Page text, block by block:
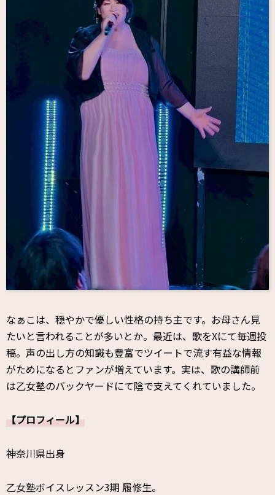
なぁこは、穏やかで優しい性格の持ち主です。お母さん見
たいと言われることが多いとか。最近は、歌をXにて毎週投
稿。声の出し方の知識も豊富でツイートで流す有益な情報
がためになるとファンが増えています。実は、歌の講師前
は乙女塾のバックヤードにて陰で支えてくれていました。
【プロフィール】
神奈川県出身
乙女塾ボイスレッスン3期 履修生。